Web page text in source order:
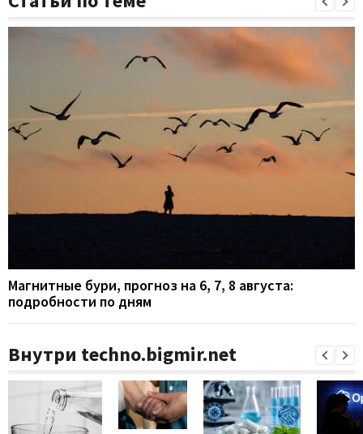
Магнитные бури, прогноз на 6, 7, 8 августа:
подробности по дням
Внутри techno.bigmir.net